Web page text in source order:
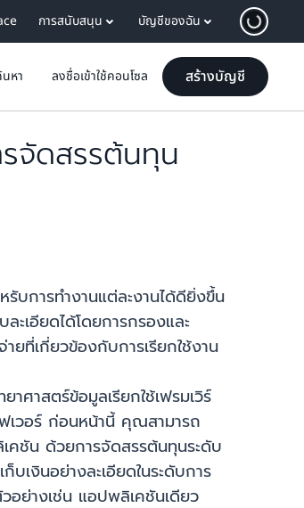
การสนับสนุน บัญชีของฉัน
หา ลงชื่อเข้าใช้คอนโซล สร้างบัญชี
จัดสรรต้นทุน
รับการทำงานแต่ละงานได้ดียิ่งขึ้น
ะเอียดได้โดยการกรองและ
ยที่เกี่ยวข้องกับการเรียกใช้งาน
ศาสตร์ข้อมูลเรียกใช้เฟรมเวิร์
เวอร์ ก่อนหน้านี้ คุณสามารถ
คชัน ด้วยการจัดสรรต้นทุนระดับ
เงินอย่างละเอียดในระดับการ
อย่างเช่น แอปพลิเคชันเดียว